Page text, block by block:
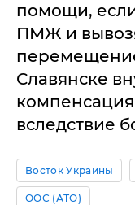
помощи,
ПМЖ и
Славянске
вследствие
Восток Украины
ООС (АТО)